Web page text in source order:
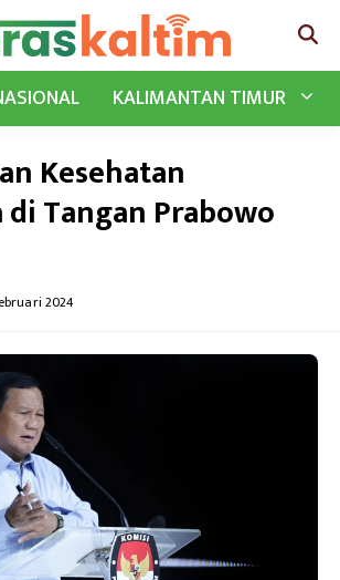
KALIMANTAN TIMUR
Kesehatan
Tangan Prabowo
2024